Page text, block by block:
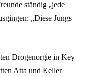
ständig „jede
„Diese Jungs
Drogenorgie in Key
Atta und Keller